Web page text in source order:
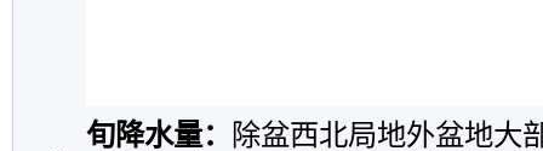
旬降水量：
除盆西北局地外盆地大